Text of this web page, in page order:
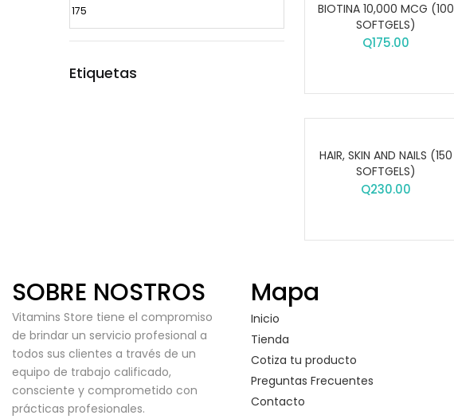
BIOTINA 10,000 MCG (100
SOFTGELS)
Q175.00
HAIR, SKIN AND NAILS (150
SOFTGELS)
Q230.00
Etiquetas
SOBRE NOSTROS
Vitamins Store tiene el compromiso
de brindar un servicio profesional a
todos sus clientes a través de un
equipo de trabajo calificado,
consciente y comprometido con
prácticas profesionales.
Mapa
Inicio
Tienda
Cotiza tu producto
Preguntas Frecuentes
Contacto